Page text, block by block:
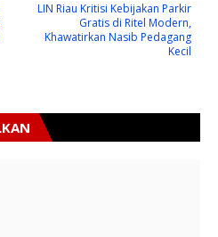
LIN Riau Kritisi Kebijakan Parkir
Gratis di Ritel Modern,
Khawatirkan Nasib Pedagang
Kecil